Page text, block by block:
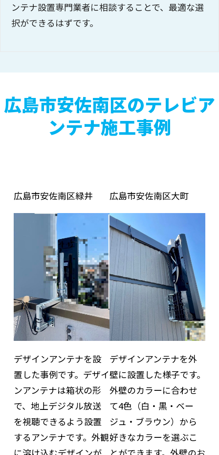
ンテナ設置専門業者に相談することで、最適な選
択ができるはずです。
広島市安佐南区のテレビア
ンテナ施工事例
広島市安佐南区緑井
デザインアンテナを設
置した事例です。デザイ
ンアンテナは箱状の形
で、地上デジタル放送
を視聴できるよう設置
するアンテナです。外観
広島市安佐南区大町
デザインアンテナを外
壁に設置した様子です。
外壁のカラーに合わせ
て4色（白・黒・ベー
ジュ・ブラウン）から
好きなカラーを選ぶこ